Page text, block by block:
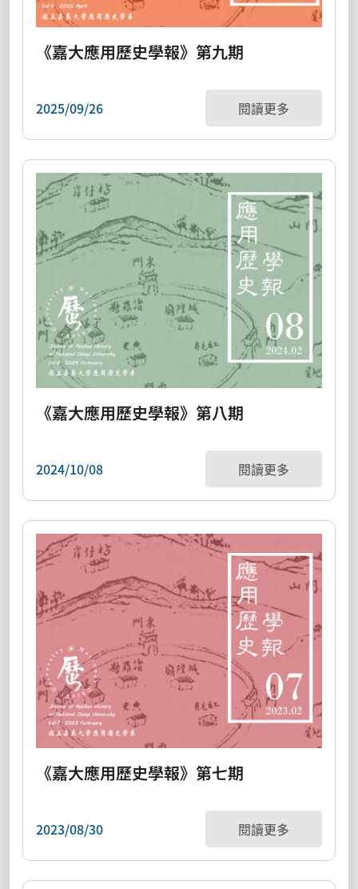
《嘉大應用歷史學報》第九期
2025/09/26 閱讀更多
《嘉大應用歷史學報》第八期
2024/10/08 閱讀更多
《嘉大應用歷史學報》第七期
2023/08/30 閱讀更多